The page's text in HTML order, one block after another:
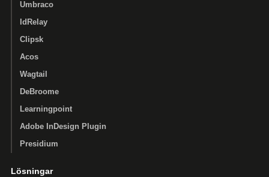
Umbraco
IdRelay
Clipsk
Acos
Wagtail
DeBroome
Learningpoint
Adobe InDesign Plugin
Presidium
Lösningar